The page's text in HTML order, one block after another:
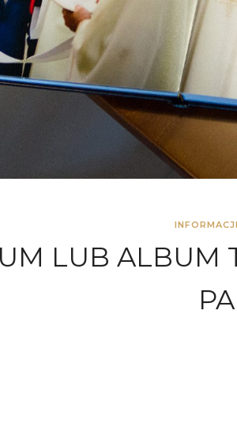
LUB ALBUM